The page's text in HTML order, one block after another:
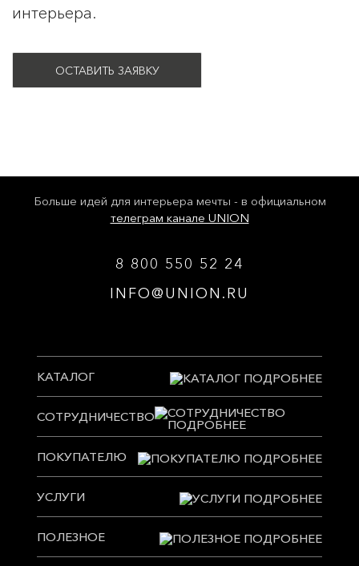
интерьера.
ОСТАВИТЬ ЗАЯВКУ
Больше идей для интерьера мечты - в официальном
телеграм канале UNION
8 800 550 52 24
INFO@UNION.RU
КАТАЛОГ
СОТРУДНИЧЕСТВО
ПОКУПАТЕЛЮ
УСЛУГИ
ПОЛЕЗНОЕ